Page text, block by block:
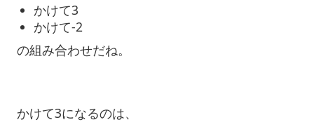
かけて3
かけて-2
の組み合わせだね。
かけて3になるのは、